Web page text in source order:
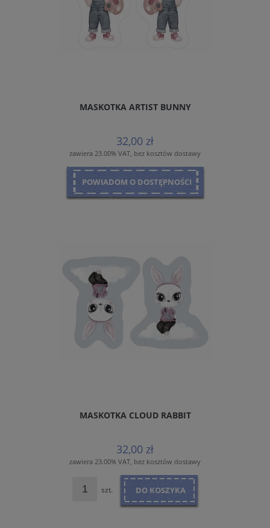
MASKOTKA ARTIST BUNNY
32,00 zł
zawiera 23.00% VAT, bez kosztów dostawy
POWIADOM O DOSTĘPNOŚCI
MASKOTKA CLOUD RABBIT
32,00 zł
zawiera 23.00% VAT, bez kosztów dostawy
szt. DO KOSZYKA